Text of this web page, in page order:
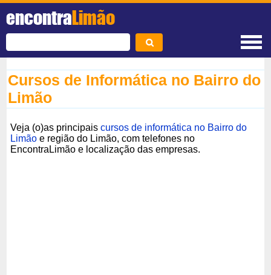
encontraLimão
Cursos de Informática no Bairro do
Limão
Veja (o)as principaiscursos de informática no Bairro do
Limãoe região do Limão, com telefones no
EncontraLimão e localização das empresas.